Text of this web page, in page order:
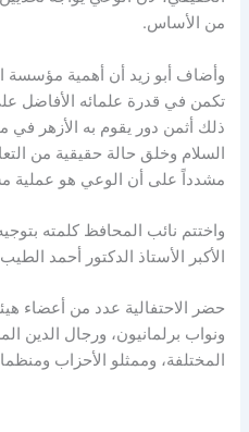
من الأساس.
وأضاف أبو زيد أن أهمية مؤسسة
تكمن في قدرة علمائه الأفاضل
ذلك أثمن دور يقوم به الأزهر في
السلام وخلق حالة حقيقية من
مشدداً على أن الوعي هو عملية
واختتم نائب المحافظ كلمته
الأكبر الأستاذ الدكتور أحمد
حضر الاحتفالية عدد من أعضاء
ونواب برلمانيون، ورجال الدين
المختلفة، وممثلو الأحزاب